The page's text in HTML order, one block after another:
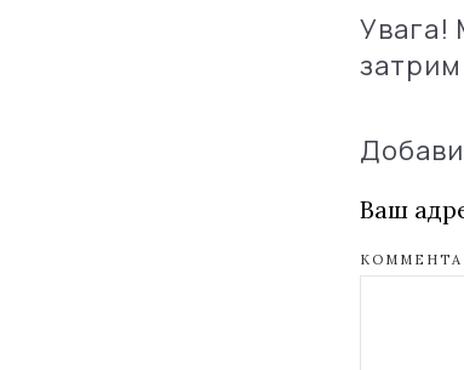
Увага!
Ваш